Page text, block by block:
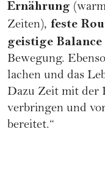
Ernährung
Zeiten), feste
geistige Balance
Bewegung.
lachen und das
Dazu Zeit mit der
verbringen und
bereitet.“